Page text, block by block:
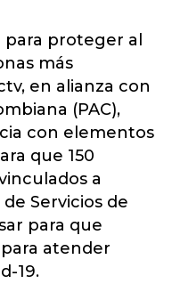
proteger al
más
en alianza con
(PAC),
con elementos
que 150
a
Servicios de
para que
atender
19.